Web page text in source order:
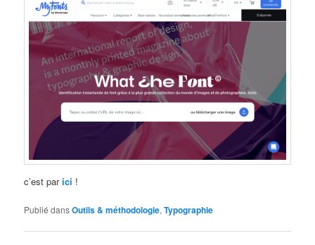
c’est parici !
Publié dansOutils & méthodologie,Typographie